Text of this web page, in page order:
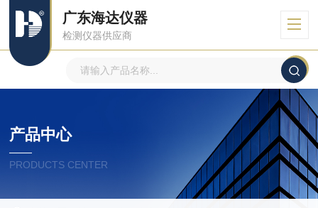
广东海达仪器
检测仪器供应商
产品中心
PRODUCTS CENTER